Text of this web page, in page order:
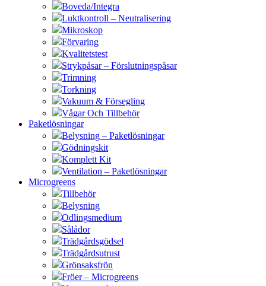
Boveda/Integra
Luktkontroll – Neutralisering
Mikroskop
Förvaring
Kvalitetstest
Strykpåsar – Förslutningspåsar
Trimning
Torkning
Vakuum & Försegling
Vågar Och Tillbehör
Paketlösningar
Belysning – Paketlösningar
Gödningskit
Komplett Kit
Ventilation – Paketlösningar
Microgreens
Tillbehör
Belysning
Odlingsmedium
Sålådor
Trädgårdsgödsel
Trädgårdsutrust
Grönsaksfrön
Fröer – Microgreens